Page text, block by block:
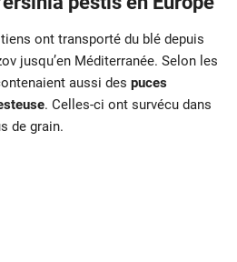
ont transporté du blé depuis
jusqu’en Méditerranée. Selon les
aussi des puces
. Celles-ci ont survécu dans
de grain.